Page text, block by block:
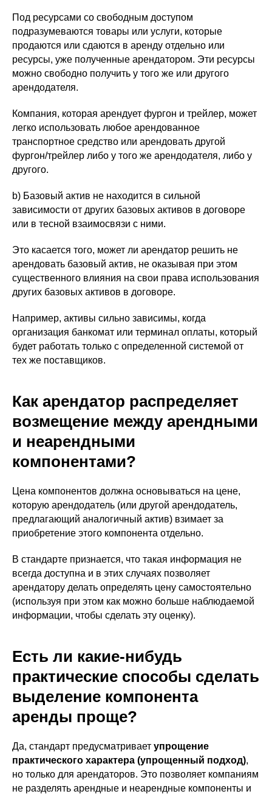
Под ресурсами со свободным доступом
подразумеваются товары или услуги, которые
продаются или сдаются в аренду отдельно или
ресурсы, уже полученные арендатором. Эти ресурсы
можно свободно получить у того же или другого
арендодателя.
Компания, которая арендует фургон и трейлер, может
легко использовать любое арендованное
транспортное средство или арендовать другой
фургон/трейлер либо у того же арендодателя, либо у
другого.
b) Базовый актив не находится в сильной
зависимости от других базовых активов в договоре
или в тесной взаимосвязи с ними.
Это касается того, может ли арендатор решить не
арендовать базовый актив, не оказывая при этом
существенного влияния на свои права использования
других базовых активов в договоре.
Например, активы сильно зависимы, когда
организация банкомат или терминал оплаты, который
будет работать только с определенной системой от
тех же поставщиков.
Как арендатор распределяет
возмещение между арендными
и неарендными
компонентами?
Цена компонентов должна основываться на цене,
которую арендодатель (или другой арендодатель,
предлагающий аналогичный актив) взимает за
приобретение этого компонента отдельно.
В стандарте признается, что такая информация не
всегда доступна и в этих случаях позволяет
арендатору делать определять цену самостоятельно
(используя при этом как можно больше наблюдаемой
информации, чтобы сделать эту оценку).
Есть ли какие-нибудь
практические способы сделать
выделение компонента
аренды проще?
Да, стандарт предусматривает упрощение
практического характера (упрощенный подход),
но только для арендаторов. Это позволяет компаниям
не разделять арендные и неарендные компоненты и